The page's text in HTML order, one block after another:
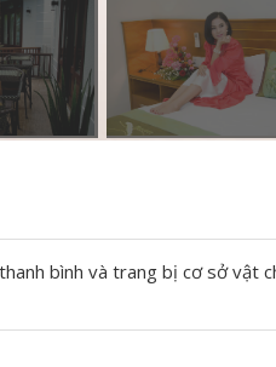
bình và trang bị cơ sở vật